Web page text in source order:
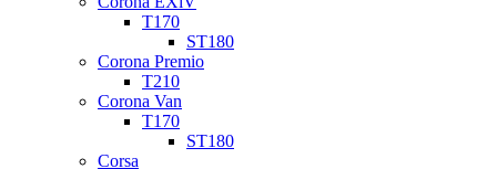
T170
ST180
Corona Premio
T210
Corona Van
T170
ST180
Corsa